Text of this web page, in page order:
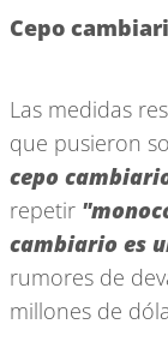
Cepo
Las medidas
que pusieron
cepo
repetir
cambiario es
rumores de
millones de